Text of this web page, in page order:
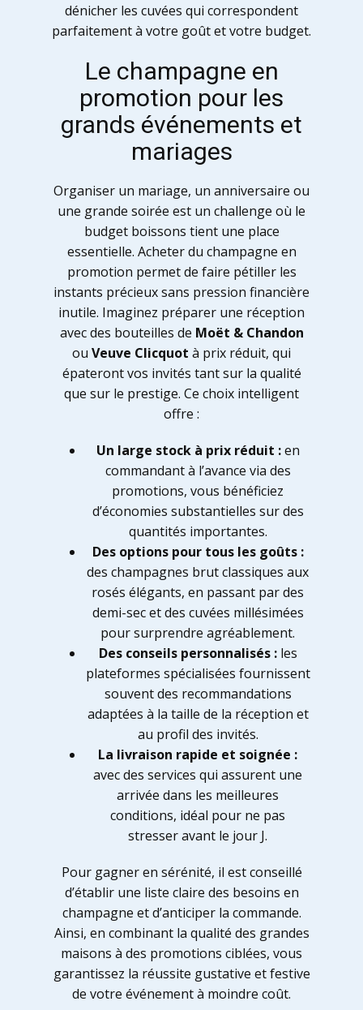
dénicher les cuvées qui correspondent
parfaitement à votre goût et votre budget.
Le champagne en
promotion pour les
grands événements et
mariages
Organiser un mariage, un anniversaire ou
une grande soirée est un challenge où le
budget boissons tient une place
essentielle. Acheter du champagne en
promotion permet de faire pétiller les
instants précieux sans pression financière
inutile. Imaginez préparer une réception
avec des bouteilles de Moët & Chandon
ou Veuve Clicquot à prix réduit, qui
épateront vos invités tant sur la qualité
que sur le prestige. Ce choix intelligent
offre :
Un large stock à prix réduit :en
commandant à l’avance via des
promotions, vous bénéficiez
d’économies substantielles sur des
quantités importantes.
Des options pour tous les goûts :
des champagnes brut classiques aux
rosés élégants, en passant par des
demi-sec et des cuvées millésimées
pour surprendre agréablement.
Des conseils personnalisés :les
plateformes spécialisées fournissent
souvent des recommandations
adaptées à la taille de la réception et
au profil des invités.
La livraison rapide et soignée :
avec des services qui assurent une
arrivée dans les meilleures
conditions, idéal pour ne pas
stresser avant le jour J.
Pour gagner en sérénité, il est conseillé
d’établir une liste claire des besoins en
champagne et d’anticiper la commande.
Ainsi, en combinant la qualité des grandes
maisons à des promotions ciblées, vous
garantissez la réussite gustative et festive
de votre événement à moindre coût.